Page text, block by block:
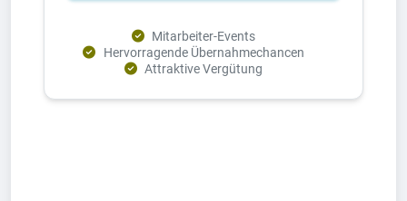
Mitarbeiter-Events
Hervorragende Übernahmechancen
Attraktive Vergütung